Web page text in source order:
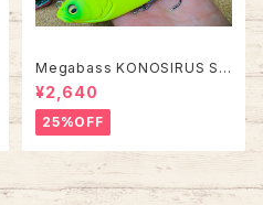
Megabass KONOSIRUS S
WIMMER コノシラススイマー
¥2,640
25%OFF